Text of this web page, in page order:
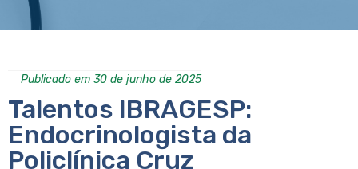
Publicado em 30 de junho de 2025
Talentos IBRAGESP:
Endocrinologista da
Policlínica Cruz